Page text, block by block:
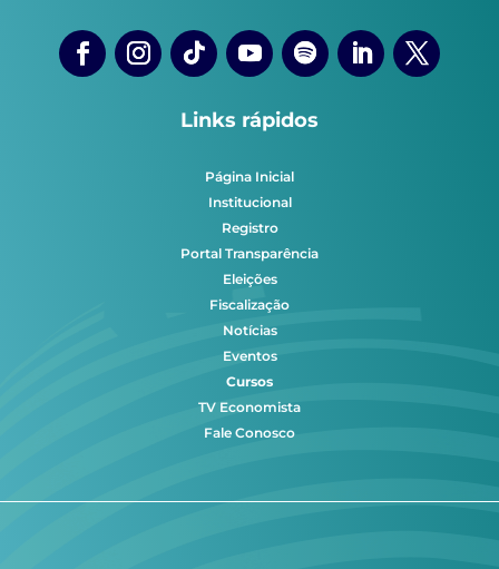
Links rápidos
Página Inicial
Institucional
Registro
Portal Transparência
Eleições
Fiscalização
Notícias
Eventos
Cursos
TV Economista
Fale Conosco